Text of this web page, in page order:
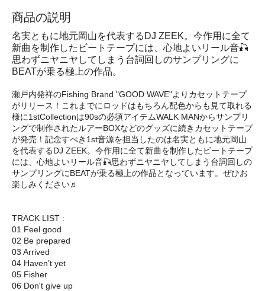
商品の説明
名実ともに地元岡山を代表するDJ ZEEK。今作用に全て
新曲を制作したビートテープには、心地よいリール音🎣
思わずニヤニヤしてしまう台詞回しのサンプリングに
BEATが乗る極上の作品。
瀬戸内発祥のFishing Brand "GOOD WAVE"よりカセットテープ
がリリース！これまでにロッドはもちろん配色からも見て取れる
様に1stCollectionは90sの必須アイテムWALK MANからサンプリ
ングで制作されたルアーBOXなどのグッズに続きカセットテープ
が発売！記念すべき1st音源を担当したのは名実ともに地元岡山
を代表するDJ ZEEK。今作用に全て新曲を制作したビートテープ
には、心地よいリール音🎣思わずニヤニヤしてしまう台詞回しの
サンプリングにBEATが乗る極上の作品となっています。ぜひお
楽しみください♬
TRACK LIST :
01 Feel good
02 Be prepared
03 Arrived
04 Haven’t yet
05 Fisher
06 Don't give up